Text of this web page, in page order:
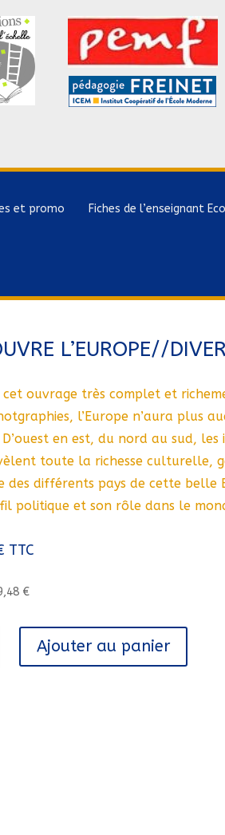
et promo Fiches de l’enseignant
L’EUROPE//
cet ouvrage très complet et
l’Europe n’aura plus
en est, du nord au sud,
toute la richesse culturelle,
des différents pays de cette belle
politique et son rôle dans le
TTC
€
Ajouter au panier